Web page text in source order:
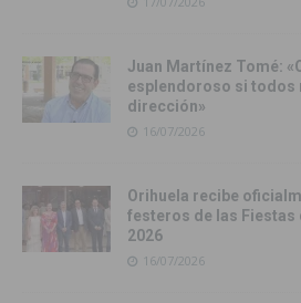
Juan Martínez Tomé:
esplendoroso si todos
dirección»
16/07/2026
Orihuela recibe
festeros de las
2026
16/07/2026